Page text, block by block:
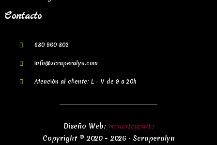
Contacto
680 960 803
info@scraperalyn.com
Atención al cliente: L - V de 9 a 20h
Diseño Web: Imprentaypunto
Copyright © 2020 - 2026 · Scraperalyn